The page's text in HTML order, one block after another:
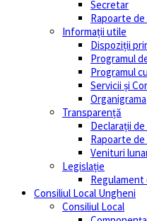
Secretar
Rapoarte
Informații utile
Dispoziții
Programul
Programul
Servicii și
Organigrama
Transparență
Declarații
Rapoarte
Venituri
Legislație
Consiliul Local Ungheni
Consiliul Local